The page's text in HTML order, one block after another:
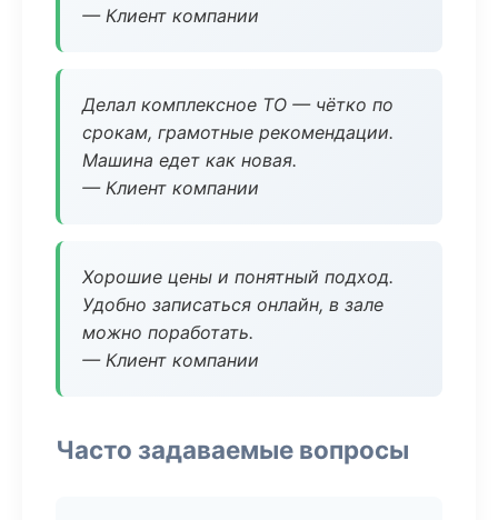
— Клиент компании
Делал комплексное ТО — чётко по
срокам, грамотные рекомендации.
Машина едет как новая.
— Клиент компании
Хорошие цены и понятный подход.
Удобно записаться онлайн, в зале
можно поработать.
— Клиент компании
Часто задаваемые вопросы